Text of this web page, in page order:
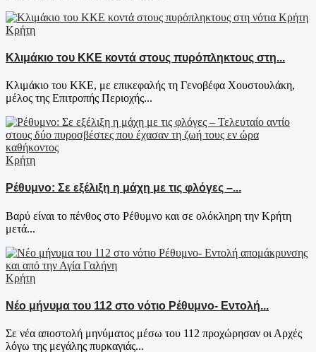
Κρήτη
Κλιμάκιο του ΚΚΕ κοντά στους πυρόπληκτους στη...
Κλιμάκιο του ΚΚΕ, με επικεφαλής τη Γενοβέφα Χουστουλάκη,
μέλος της Επιτροπής Περιοχής...
Κρήτη
Ρέθυμνο: Σε εξέλιξη η μάχη με τις φλόγες –...
Βαρύ είναι το πένθος στο Ρέθυμνο και σε ολόκληρη την Κρήτη
μετά...
Κρήτη
Νέο μήνυμα του 112 στο νότιο Ρέθυμνο- Εντολή...
Σε νέα αποστολή μηνύματος μέσω του 112 προχώρησαν οι Αρχές
λόγω της μεγάλης πυρκαγιάς...